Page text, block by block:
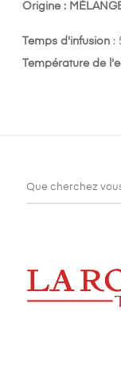
Origine :
Temps d'infusion :
Température de